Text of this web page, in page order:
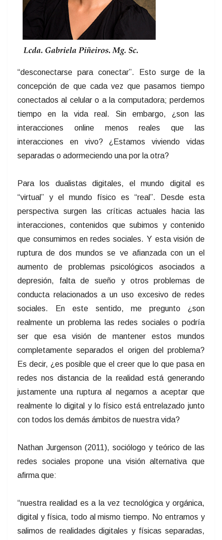
“desconectarse para conectar”. Esto surge de la
concepción de que cada vez que pasamos tiempo
conectados al celular o a la computadora; perdemos
tiempo en la vida real. Sin embargo, ¿son las
interacciones online menos reales que las
interacciones en vivo? ¿Estamos viviendo vidas
separadas o adormeciendo una por la otra?
Para los dualistas digitales, el mundo digital es
“virtual” y el mundo físico es “real”. Desde esta
perspectiva surgen las críticas actuales hacia las
interacciones, contenidos que subimos y contenido
que consumimos en redes sociales. Y esta visión de
ruptura de dos mundos se ve afianzada con un el
aumento de problemas psicológicos asociados a
depresión, falta de sueño y otros problemas de
conducta relacionados a un uso excesivo de redes
sociales. En este sentido, me pregunto ¿son
realmente un problema las redes sociales o podría
ser que esa visión de mantener estos mundos
completamente separados el origen del problema?
Es decir, ¿es posible que el creer que lo que pasa en
redes nos distancia de la realidad está generando
justamente una ruptura al negarnos a aceptar que
realmente lo digital y lo físico está entrelazado junto
con todos los demás ámbitos de nuestra vida?
Nathan Jurgenson (2011), sociólogo y teórico de las
redes sociales propone una visión alternativa que
afirma que:
“nuestra realidad es a la vez tecnológica y orgánica,
digital y física, todo al mismo tiempo. No entramos y
salimos de realidades digitales y físicas separadas,